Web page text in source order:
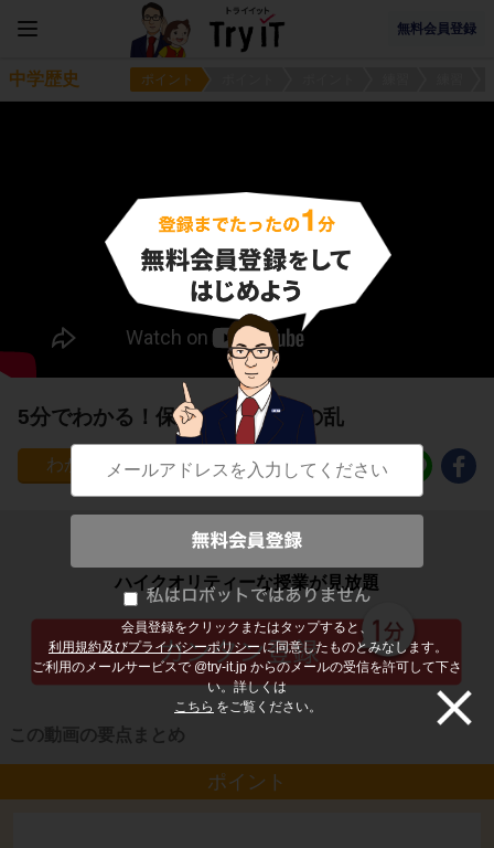
無料会員登録
会員登録をクリックまたはタップすると、
利用規約及びプライバシーポリシー に同意したものとみなします。
ご利用のメールサービスで @try-it.jp からのメールの受信を許可して下さ
い。詳しくは
こちら をご覧ください。
中学歴史 ポイント
5分でわかる！保元の乱と平治の乱
1268
子どもの勉強から大人の学び直しまで
ハイクオリティーな授業が見放題
この動画の要点まとめ
ポイント